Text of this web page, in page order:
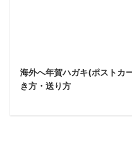
海外へ年賀ハガキ(ポストカ
き方・送り方